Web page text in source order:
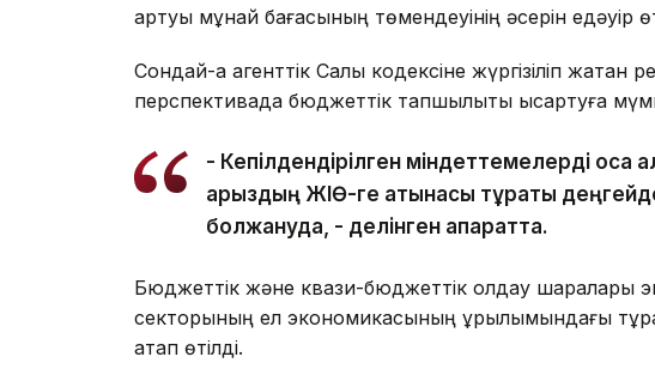
артуы мұнай бағасының төмендеуінің әсерін едәуір
Сондай-ақ агенттік Салық кодексіне жүргізіліп
перспективада бюджеттік тапшылықты қысқартуға
- Кепілдендірілген міндеттемелерді қоса
қарыздың ЖІӨ-ге қатынасы тұрақты
болжануда, - делінген ақпаратта.
Бюджеттік және квази-бюджеттік қолдау шаралары
секторының ел экономикасының құрылымындағы
атап өтілді.